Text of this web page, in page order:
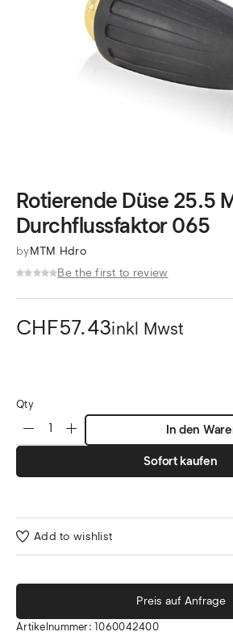
Rotierende Düse 25.5
Durchflussfaktor 065
byMTM Hdro
Be the first to review
CHF57.43inkl Mwst
Qty
In den
Sofort kaufen
Add to wishlist
Preis auf Anfrage
Artikelnummer:1060042400